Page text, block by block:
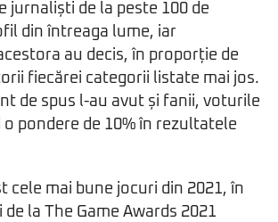
jurnaliști de la peste 100 de
din întreaga lume, iar
au decis, în proporție de
fiecărei categorii listate mai jos.
de spus l-au avut și fanii, voturile
pondere de 10% în rezultatele
cele mai bune jocuri din 2021, în
la The Game Awards 2021